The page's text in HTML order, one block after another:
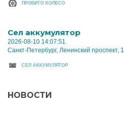
ПРОБИТО КОЛЕСО
Cел аккумулятор
2026-08-10 14:07:51
Санкт-Петербург, Ленинский проспект,
CЕЛ АККУМУЛЯТОР
НОВОСТИ